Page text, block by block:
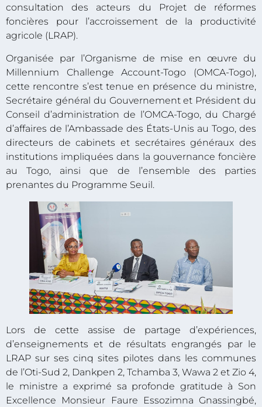
consultation des acteurs du Projet de réformes
foncières pour l’accroissement de la productivité
agricole (LRAP).
Organisée par l’Organisme de mise en œuvre du
Millennium Challenge Account-Togo (OMCA-Togo),
cette rencontre s’est tenue en présence du ministre,
Secrétaire général du Gouvernement et Président du
Conseil d’administration de l’OMCA-Togo, du Chargé
d’affaires de l’Ambassade des États-Unis au Togo, des
directeurs de cabinets et secrétaires généraux des
institutions impliquées dans la gouvernance foncière
au Togo, ainsi que de l’ensemble des parties
prenantes du Programme Seuil.
Lors de cette assise de partage d’expériences,
d’enseignements et de résultats engrangés par le
LRAP sur ses cinq sites pilotes dans les communes
de l’Oti-Sud 2, Dankpen 2, Tchamba 3, Wawa 2 et Zio 4,
le ministre a exprimé sa profonde gratitude à Son
Excellence Monsieur Faure Essozimna Gnassingbé,